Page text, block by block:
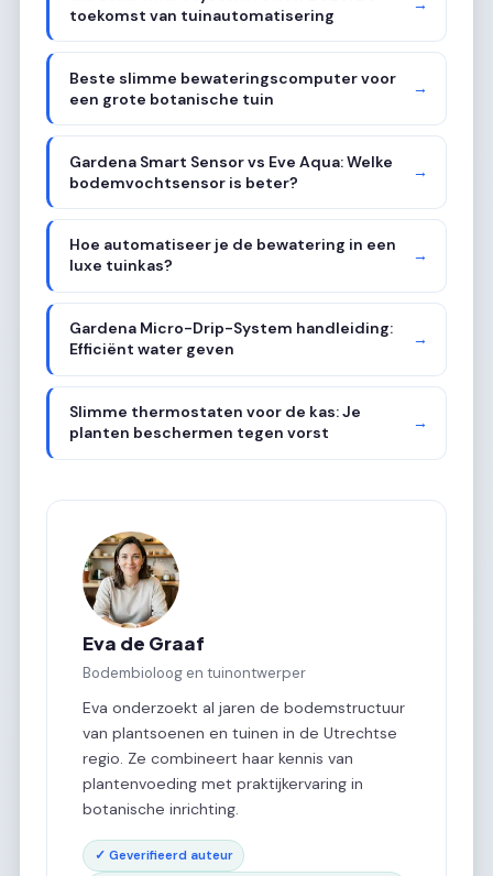
toekomst van tuinautomatisering
→
Beste slimme bewateringscomputer voor
een grote botanische tuin
→
Gardena Smart Sensor vs Eve Aqua: Welke
bodemvochtsensor is beter?
→
Hoe automatiseer je de bewatering in een
luxe tuinkas?
→
Gardena Micro-Drip-System handleiding:
Efficiënt water geven
→
Slimme thermostaten voor de kas: Je
planten beschermen tegen vorst
→
Eva de Graaf
Bodembioloog en tuinontwerper
Eva onderzoekt al jaren de bodemstructuur
van plantsoenen en tuinen in de Utrechtse
regio. Ze combineert haar kennis van
plantenvoeding met praktijkervaring in
botanische inrichting.
✓ Geverifieerd auteur